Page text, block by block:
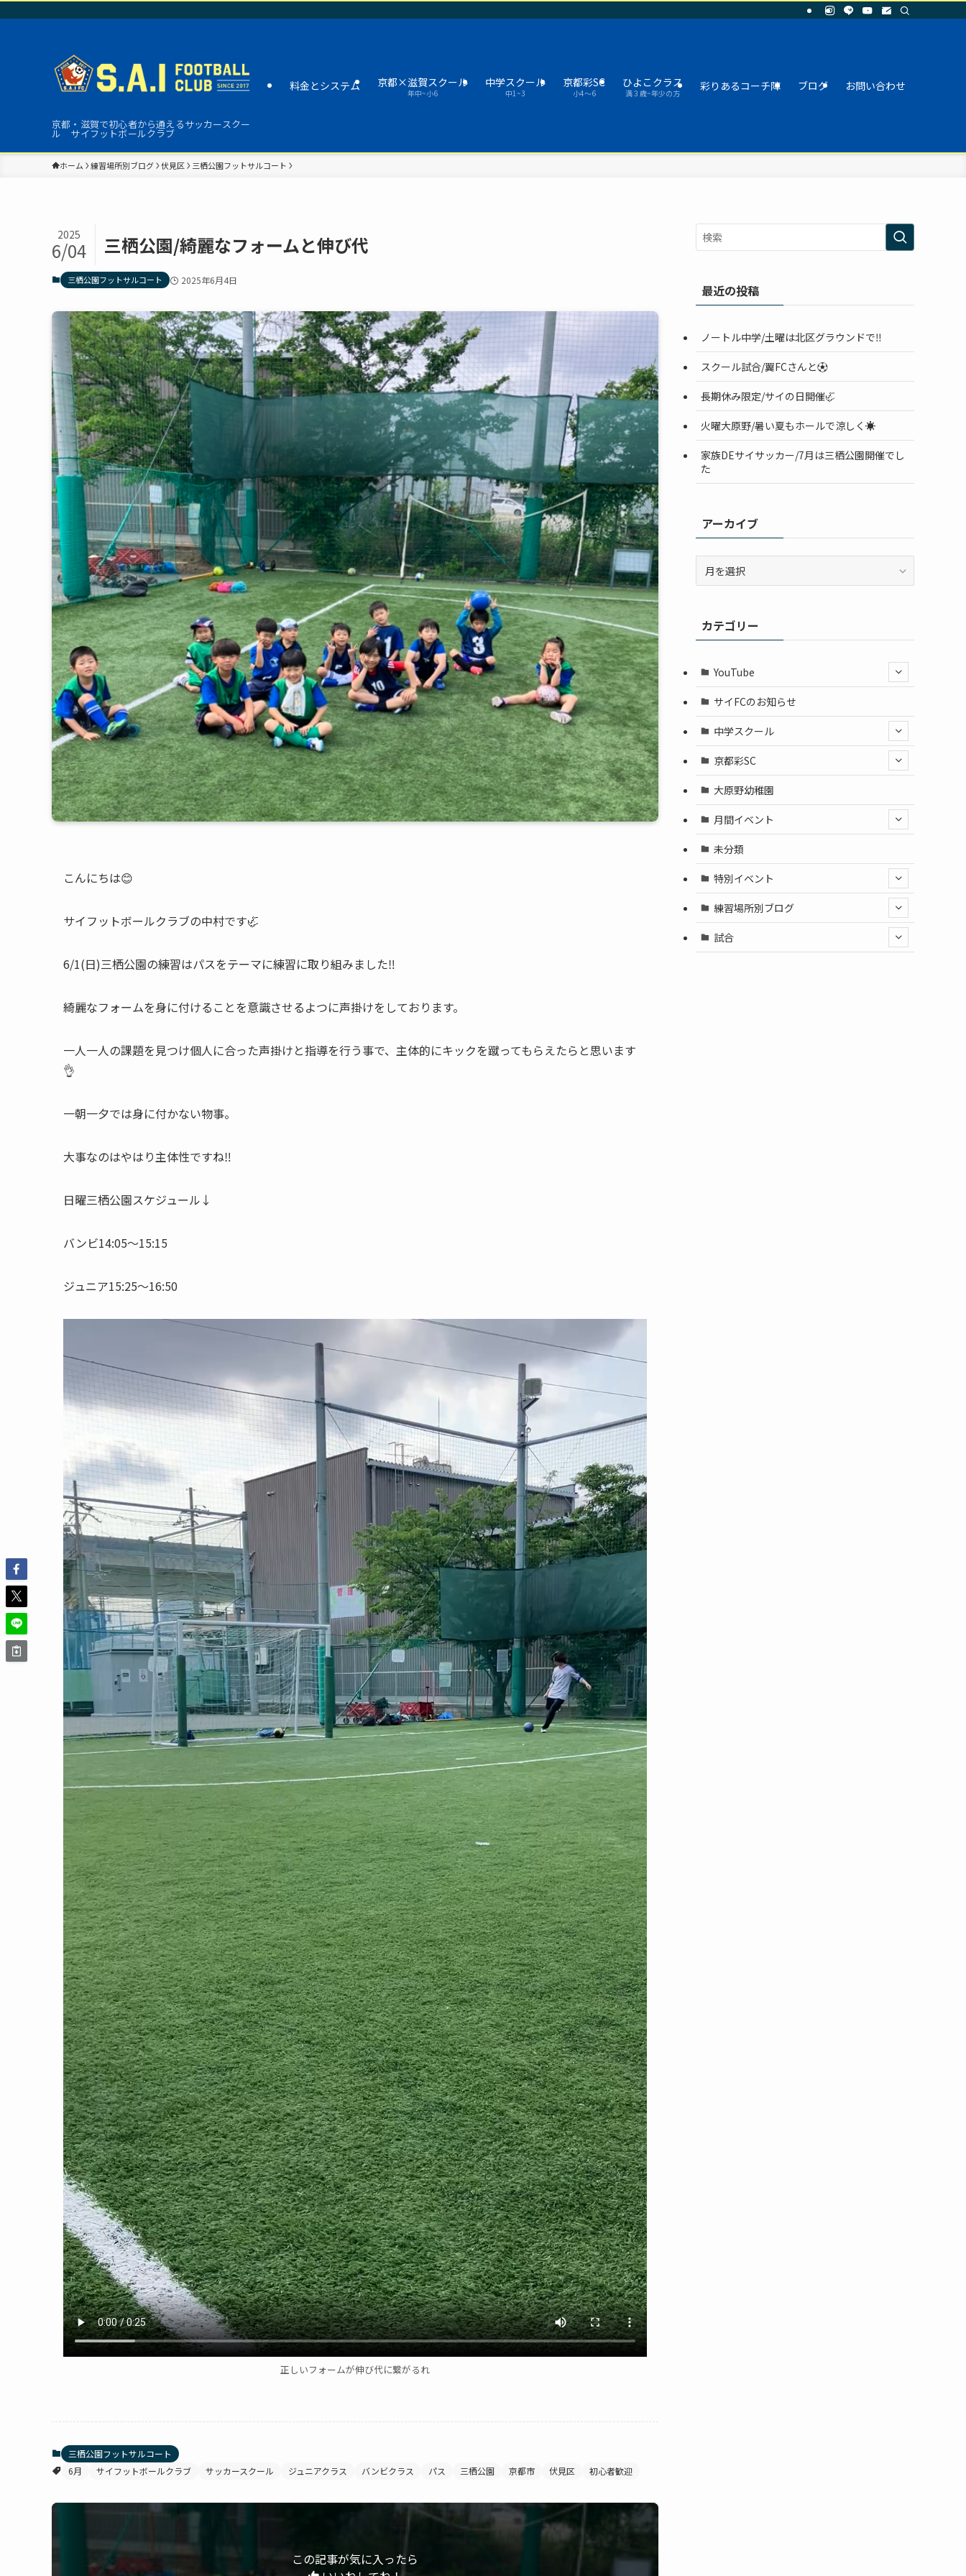
京都・滋賀で初心者から通えるサッカースクー
ル サイフットボールクラブ
料金とシステム 京都×滋賀スクール
年中~小6
中学スクール
中1~3
京都彩SC
小4～6
ひよこクラス
満３歳~年少の方
彩りあるコーチ陣 ブログ お問い合わせ
ホーム 練習場所別ブログ 伏見区 三栖公園フットサルコート
三栖公園/綺麗なフォームと伸び代
2025
6/04
三栖公園フットサルコート 2025年6月4日
こんにちは😊
サイフットボールクラブの中村です🦏
6/1(日)三栖公園の練習はパスをテーマに練習に取り組みました‼️
綺麗なフォームを身に付けることを意識させるよつに声掛けをしております。
一人一人の課題を見つけ個人に合った声掛けと指導を行う事で、主体的にキックを蹴ってもらえたらと思います
👌
一朝一夕では身に付かない物事。
大事なのはやはり主体性ですね‼️
日曜三栖公園スケジュール↓
バンビ14:05〜15:15
ジュニア15:25〜16:50
正しいフォームが伸び代に繋がるれ
三栖公園フットサルコート
6月
サイフットボールクラブ サッカースクール ジュニアクラス バンビクラス パス 三栖公園 京都市 伏見区 初心者歓迎
この記事が気に入ったら
最近の投稿
ノートル中学/土曜は北区グラウンドで‼️
スクール試合/翼FCさんと⚽️
長期休み限定/サイの日開催🦏
火曜大原野/暑い夏もホールで涼しく☀️
家族DEサイサッカー/7月は三栖公園開催でし
た
アーカイブ
ブカテゴリー
YouTube
サイFCのお知らせ
中学スクール
京都彩SC
大原野幼稚園
月間イベント
未分類
特別イベント
練習場所別ブログ
試合